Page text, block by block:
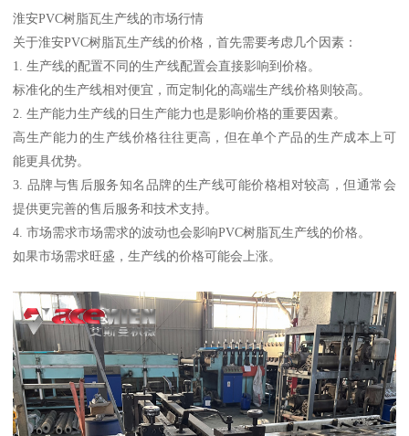
淮安PVC树脂瓦生产线的市场行情
关于淮安PVC树脂瓦生产线的价格，首先需要考虑几个因素：
1. 生产线的配置不同的生产线配置会直接影响到价格。
标准化的生产线相对便宜，而定制化的高端生产线价格则较高。
2. 生产能力生产线的日生产能力也是影响价格的重要因素。
高生产能力的生产线价格往往更高，但在单个产品的生产成本上可
能更具优势。
3. 品牌与售后服务知名品牌的生产线可能价格相对较高，但通常会
提供更完善的售后服务和技术支持。
4. 市场需求市场需求的波动也会影响PVC树脂瓦生产线的价格。
如果市场需求旺盛，生产线的价格可能会上涨。